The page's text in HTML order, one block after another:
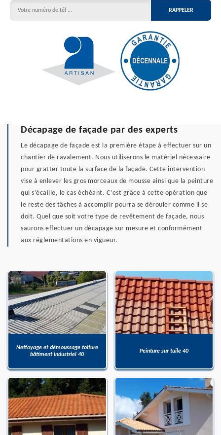
Décapage de façade par des experts
Le décapage de façade est la première étape à effectuer sur un
chantier de ravalement. Nous utiliserons le matériel nécessaire
pour gratter toute la surface de la façade. Cette intervention
vise à enlever les gros morceaux de mousse ainsi que la peinture
qui s’écaille, le cas échéant. C’est grâce à cette opération que
le reste des tâches à accomplir pourra se dérouler comme il se
doit. Quel que soit votre type de revêtement de façade, nous
saurons effectuer un décapage sur mesure et conformément
aux réglementations en vigueur.
Nettoyage et démoussage toiture
bâtiment industriel 40
Peinture sur tuile 40